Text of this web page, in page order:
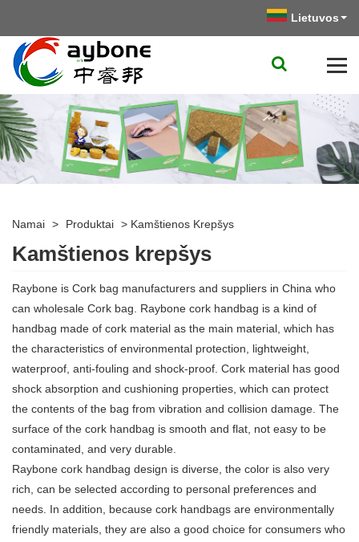
Lietuvos
Namai > Produktai > Kamštienos Krepšys
Kamštienos krepšys
Raybone is Cork bag manufacturers and suppliers in China who
can wholesale Cork bag. Raybone cork handbag is a kind of
handbag made of cork material as the main material, which has
the characteristics of environmental protection, lightweight,
waterproof, anti-fouling and shock-proof. Cork material has good
shock absorption and cushioning properties, which can protect
the contents of the bag from vibration and collision damage. The
surface of the cork handbag is smooth and flat, not easy to be
contaminated, and very durable.
Raybone cork handbag design is diverse, the color is also very
rich, can be selected according to personal preferences and
needs. In addition, because cork handbags are environmentally
friendly materials, they are also a good choice for consumers who